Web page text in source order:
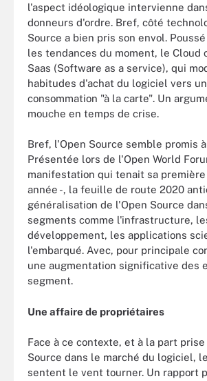
l'aspect idéologique intervienne
donneurs d'ordre. Bref, côté
Source a bien pris son envol.
les tendances du moment, le Cloud
Saas (Software as a service), qui
habitudes d'achat du logiciel vers
consommation "à la carte". Un
mouche en temps de crise.
Bref, l'Open Source semble promis
Présentée lors de l'Open World
manifestation qui tenait sa
année -, la feuille de route 2020
généralisation de l'Open Source
segments comme l'infrastructure,
développement, les applications
l'embarqué. Avec, pour principale
une augmentation significative des
segment.
Une affaire de propriétaires
Face à ce contexte, et à la part
Source dans le marché du logiciel,
sentent le vent tourner. Un rapport